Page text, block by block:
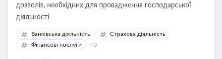
дозволів, необхідних для провадження господарської
діяльності
Банківська діяльність
Страхова діяльність
Фінансові послуги
+5